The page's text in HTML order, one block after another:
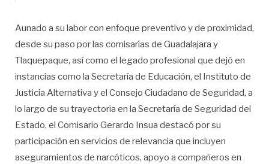
Aunado a su labor con enfoque preventivo y de proximidad,
desde su paso por las comisarías de Guadalajara y
Tlaquepaque, así como el legado profesional que dejó en
instancias como la Secretaría de Educación, el Instituto de
Justicia Alternativa y el Consejo Ciudadano de Seguridad, a
lo largo de su trayectoria en la Secretaría de Seguridad del
Estado, el Comisario Gerardo Insua destacó por su
participación en servicios de relevancia que incluyen
aseguramientos de narcóticos, apoyo a compañeros en